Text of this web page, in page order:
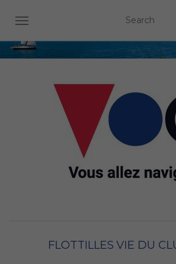
OUVRIR/FERMER LA NAVIGATION
FLOTTILLES VIE DU